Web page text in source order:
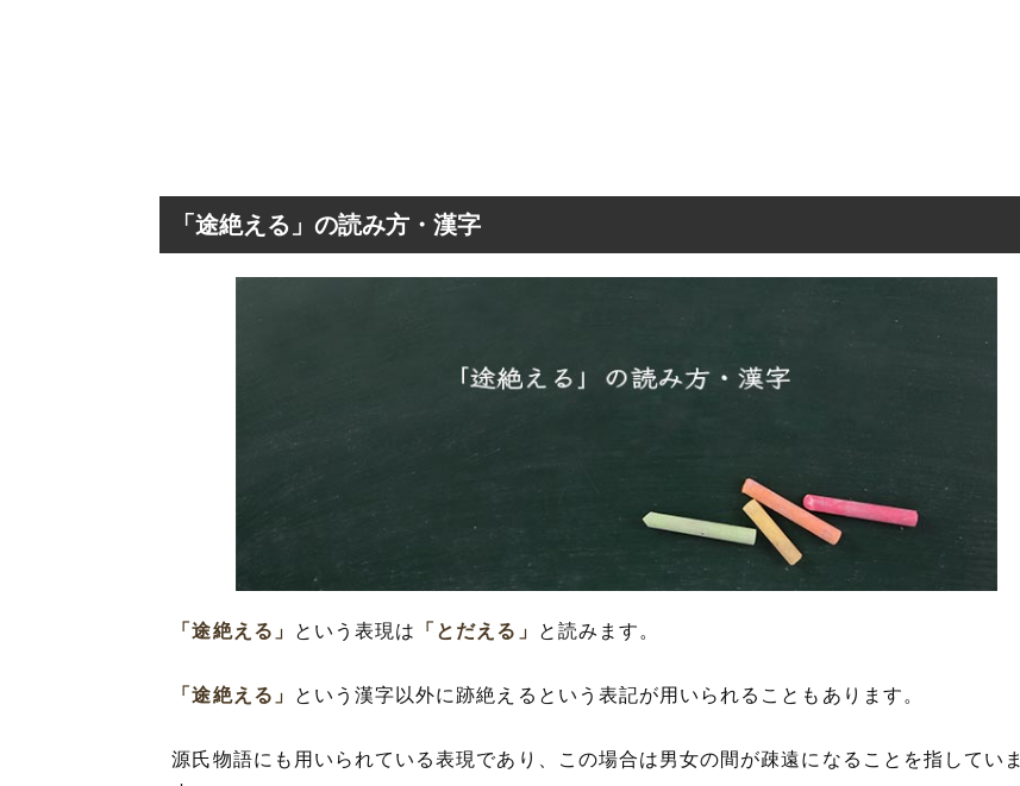
「途絶える」の読み方・漢字
「途絶える」 という表現は 「とだえる」 と読みます。
「途絶える」 という漢字以外に跡絶えるという表記が用いられることもあります。
源氏物語にも用いられている表現であり、この場合は男女の間が疎遠になることを指していま